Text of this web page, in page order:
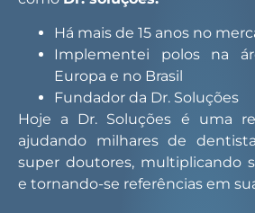
Há mais de 15 anos no
Implementei polos na
Europa e no Brasil
Fundador da Dr. Soluções
Hoje a Dr. Soluções é uma
ajudando milhares de
super doutores, multiplicando
e tornando-se referências em